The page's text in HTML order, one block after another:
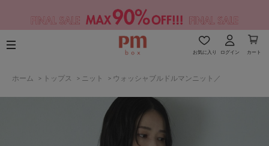
お気に入り ログイン カート
ホーム > トップス > ニット > ウォッシャブルドルマンニット／